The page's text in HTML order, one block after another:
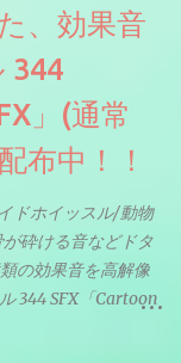
、効果音
344
」(通常
布中！！
ドホイッスル/動物
砕ける音などドタ
の効果音を高解像
344 SFX「Cartoon